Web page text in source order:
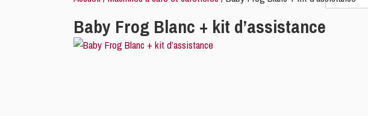
Baby Frog Blanc + kit d’assistance